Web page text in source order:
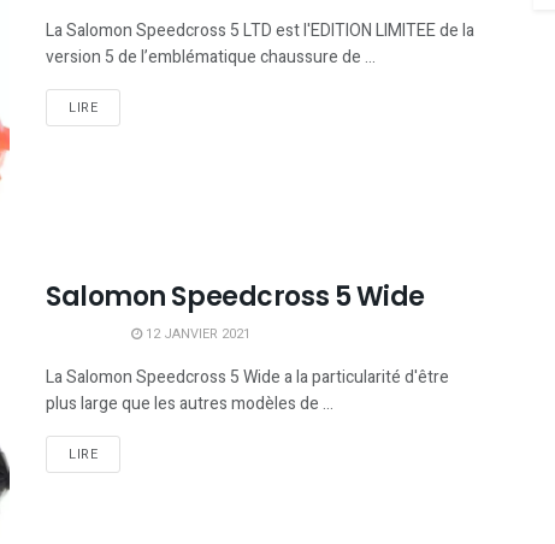
La Salomon Speedcross 5 LTD est l'EDITION LIMITEE de la
version 5 de l’emblématique chaussure de ...
LIRE
Salomon Speedcross 5 Wide
12 JANVIER 2021
La Salomon Speedcross 5 Wide a la particularité d'être
plus large que les autres modèles de ...
LIRE